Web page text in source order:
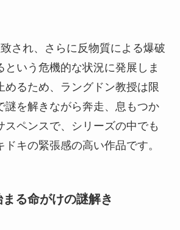
され、さらに反物質による爆破
という危機的な状況に発展しま
めるため、ラングドン教授は限
謎を解きながら奔走、息もつか
スペンスで、シリーズの中でも
キの緊張感の高い作品です。
る命がけの謎解き